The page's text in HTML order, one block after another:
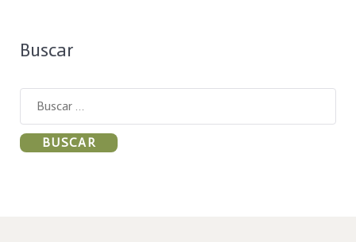
Buscar
Buscar: